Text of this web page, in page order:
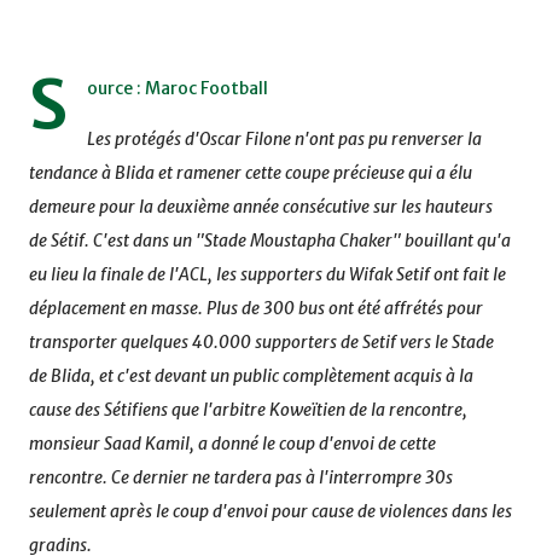
S ource : Maroc Football
Les protégés d'Oscar Filone n'ont pas pu renverser la
tendance à Blida et ramener cette coupe précieuse qui a élu
demeure pour la deuxième année consécutive sur les hauteurs
de Sétif. C'est dans un "Stade Moustapha Chaker" bouillant qu'a
eu lieu la finale de l'ACL, les supporters du Wifak Setif ont fait le
déplacement en masse. Plus de 300 bus ont été affrétés pour
transporter quelques 40.000 supporters de Setif vers le Stade
de Blida, et c'est devant un public complètement acquis à la
cause des Sétifiens que l'arbitre Koweïtien de la rencontre,
monsieur Saad Kamil, a donné le coup d'envoi de cette
rencontre. Ce dernier ne tardera pas à l'interrompre 30s
seulement après le coup d'envoi pour cause de violences dans les
gradins.